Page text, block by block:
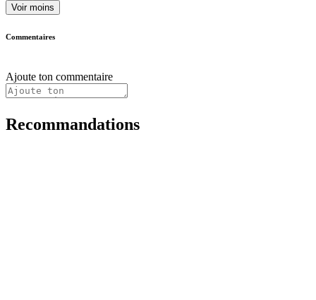
Voir moins
Commentaires
Ajoute ton commentaire
Recommandations